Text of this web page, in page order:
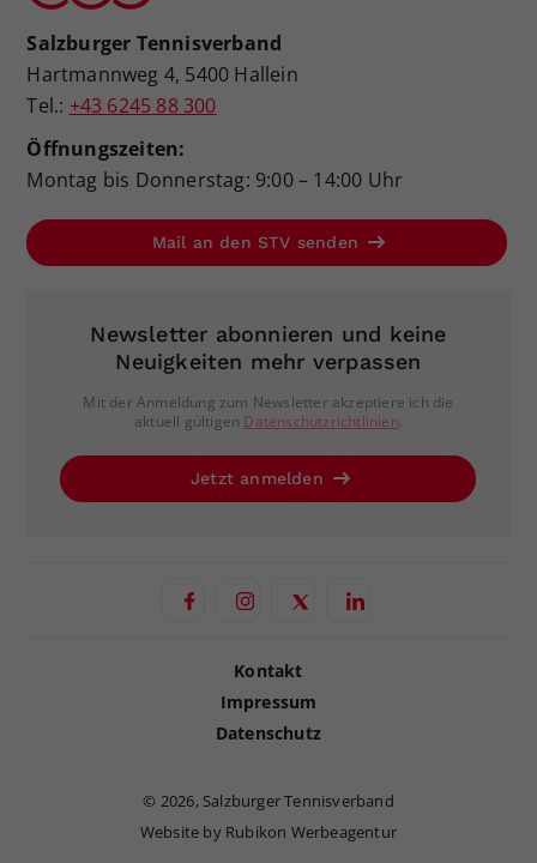
Salzburger Tennisverband
Hartmannweg 4, 5400 Hallein
Tel.: +43 6245 88 300
Öffnungszeiten:
Montag bis Donnerstag: 9:00 – 14:00 Uhr
Mail an den STV senden
Newsletter abonnieren und keine
Neuigkeiten mehr verpassen
Mit der Anmeldung zum Newsletter akzeptiere ich die
aktuell gültigen Datenschutzrichtlinien.
Jetzt anmelden
Kontakt
Impressum
Datenschutz
© 2026, Salzburger Tennisverband
Website by Rubikon Werbeagentur